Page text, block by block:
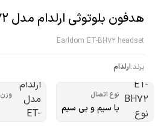
هدفون بلوتوثی ارلدام مدل ET-BH72
Earldom ET-BH72 headset
برند:ارلدام
نوع اتصال
با سیم و بی سیم
وزن